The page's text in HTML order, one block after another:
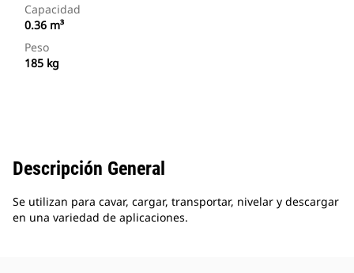
Capacidad
0.36 m³
Peso
185 kg
Descripción General
Se utilizan para cavar, cargar, transportar, nivelar y descargar
en una variedad de aplicaciones.